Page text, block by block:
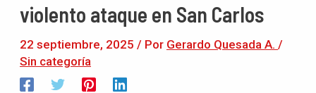
violento ataque en San Carlos
22 septiembre, 2025 / Por Gerardo Quesada A. /
Sin categoría